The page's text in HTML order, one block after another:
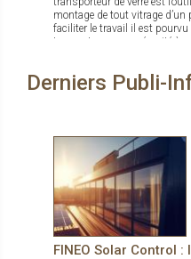
ouvertures/fermetures par
du panneau qui permet
très rapide. Solozip de
montage de tout vitrage
faciliter le travail il est
Les ventouses se sécurité à
peut passer par des portes.
Derniers Publi-
FINEO Solar Control